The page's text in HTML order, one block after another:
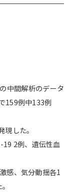
中間解析のデータ
159例中133例
した。
19 2例、遺伝性血
感、気分動揺各1